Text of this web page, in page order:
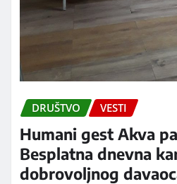
DRUŠTVO VESTI
Humani gest Akva
Besplatna dnevna
dobrovoljnog